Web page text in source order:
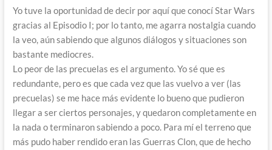
Yo tuve la oportunidad de decir por aquí que conocí Star Wars
gracias al Episodio I; por lo tanto, me agarra nostalgia cuando
la veo, aún sabiendo que algunos diálogos y situaciones son
bastante mediocres.
Lo peor de las precuelas es el argumento. Yo sé que es
redundante, pero es que cada vez que las vuelvo a ver (las
precuelas) se me hace más evidente lo bueno que pudieron
llegar a ser ciertos personajes, y quedaron completamente en
la nada o terminaron sabiendo a poco. Para mí el terreno que
más pudo haber rendido eran las Guerras Clon, que de hecho